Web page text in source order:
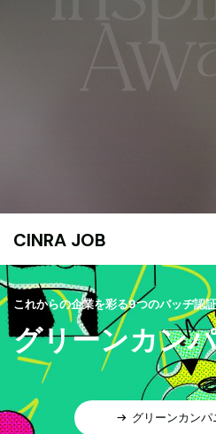
CINRA JOB
これからの企業を彩る9つのバッヂ認
グリーンカン
グリーンカン